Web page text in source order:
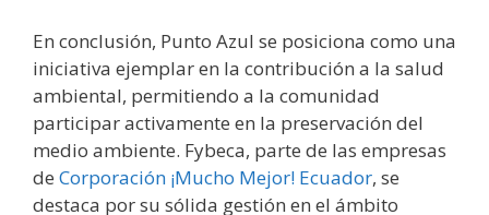
En conclusión, Punto Azul se posiciona como una
iniciativa ejemplar en la contribución a la salud
ambiental, permitiendo a la comunidad
participar activamente en la preservación del
medio ambiente. Fybeca, parte de las empresas
de Corporación ¡Mucho Mejor! Ecuador, se
destaca por su sólida gestión en el ámbito